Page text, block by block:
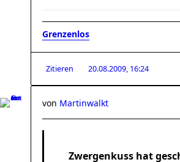
Grenzenlos
Zitieren 20.08.2009, 16:24
von Martinwalkt
Zwergenkuss hat